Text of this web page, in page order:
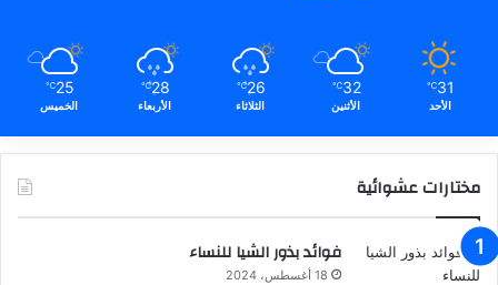
31
℃
الأحد
32
℃
الأثنين
26
℃
الثلاثاء
28
℃
الأربعاء
25
℃
الخميس
مختارات عشوائية
فوائد بذور الشيا للنساء
18 أغسطس، 2024